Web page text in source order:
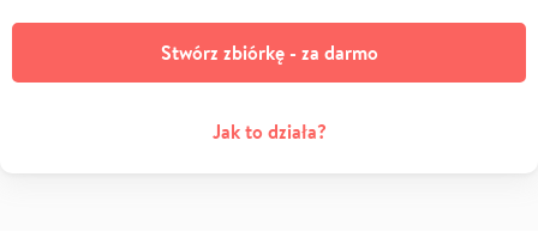
Stwórz zbiórkę - za darmo
Jak to działa?